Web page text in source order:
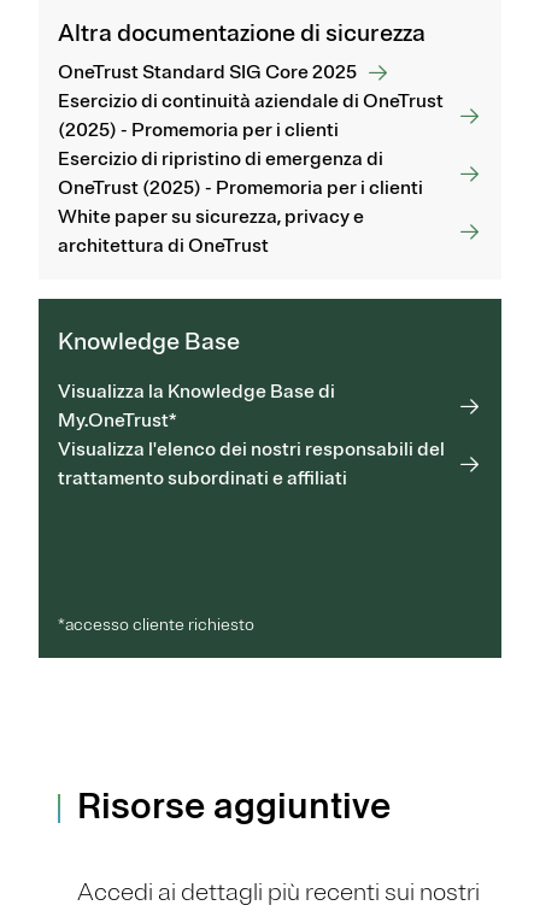
Altra documentazione di sicurezza
OneTrust Standard SIG Core 2025
Esercizio di continuità aziendale di OneTrust
(2025) - Promemoria per i clienti
Esercizio di ripristino di emergenza di
OneTrust (2025) - Promemoria per i clienti
White paper su sicurezza, privacy e
architettura di OneTrust
Knowledge Base
Visualizza la Knowledge Base di
My.OneTrust*
Visualizza l'elenco dei nostri responsabili del
trattamento subordinati e affiliati
*accesso cliente richiesto
Risorse aggiuntive
Accedi ai dettagli più recenti sui nostri